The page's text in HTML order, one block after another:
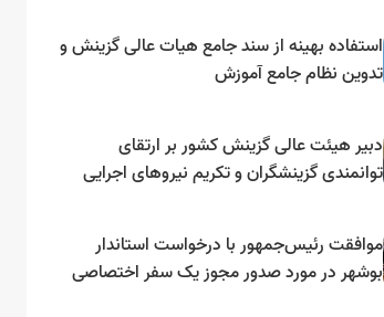
استفاده بهینه از سند جامع هیات عالی گزینش و‌
تدوین نظام جامع آموزش
دبیر هیئت عالی گزینش کشور بر ارتقای
توانمندی گزینشگران و تکریم نیروهای اجرایی
موافقت رئیس‌جمهور با درخواست استاندار
بوشهر در مورد صدور مجوز یک سفر اختصاصی